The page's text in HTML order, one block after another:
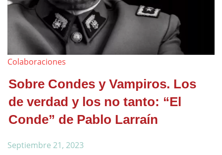
Colaboraciones
Sobre Condes y Vampiros. Los
de verdad y los no tanto: “El
Conde” de Pablo Larraín
Septiembre 21, 2023